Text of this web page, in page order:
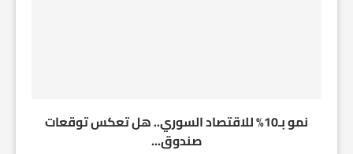
نمو بـ10% للاقتصاد السوري.. هل تعكس توقعات
صندوق...